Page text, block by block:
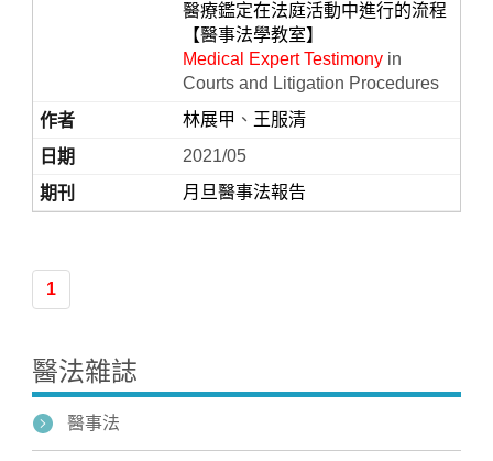
Home
醫療鑑定在法庭活動中進行的流程
【醫事法學教室】
Medical Expert Testimonyin
Courts and Litigation Procedures
林展甲 、 王服清
2021/05
月旦醫事法報告
1
醫法雜誌
醫事法